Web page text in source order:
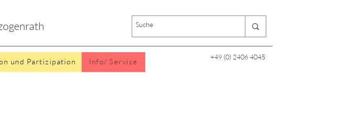
und Partizipation Info/ Service
+49 (0) 2406 4045